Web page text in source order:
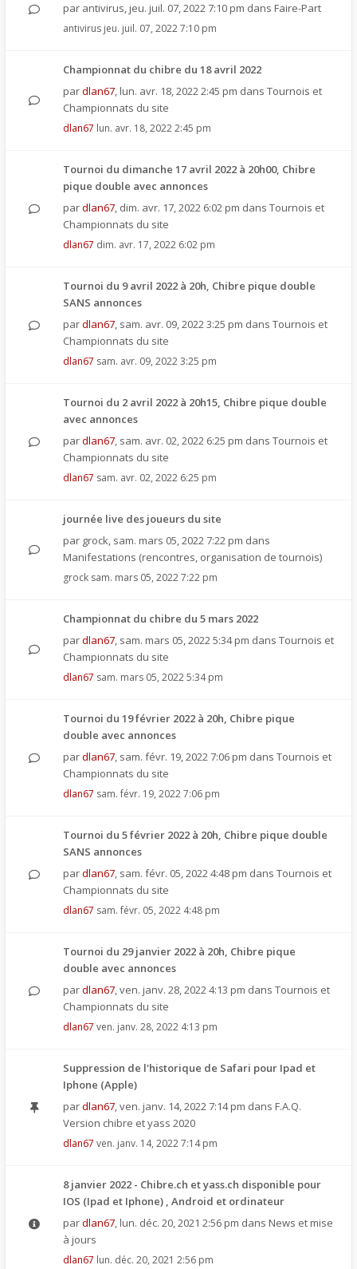
par antivirus, jeu. juil. 07, 2022 7:10 pm dans Faire-Part
antivirus jeu. juil. 07, 2022 7:10 pm
Championnat du chibre du 18 avril 2022
pardlan67, lun. avr. 18, 2022 2:45 pm dans Tournois et
Championnats du site
dlan67 lun. avr. 18, 2022 2:45 pm
Tournoi du dimanche 17 avril 2022 à 20h00, Chibre
pique double avec annonces
pardlan67, dim. avr. 17, 2022 6:02 pm dans Tournois et
Championnats du site
dlan67 dim. avr. 17, 2022 6:02 pm
Tournoi du 9 avril 2022 à 20h, Chibre pique double
SANS annonces
pardlan67, sam. avr. 09, 2022 3:25 pm dans Tournois et
Championnats du site
dlan67 sam. avr. 09, 2022 3:25 pm
Tournoi du 2 avril 2022 à 20h15, Chibre pique double
avec annonces
pardlan67, sam. avr. 02, 2022 6:25 pm dans Tournois et
Championnats du site
dlan67 sam. avr. 02, 2022 6:25 pm
journée live des joueurs du site
par grock, sam. mars 05, 2022 7:22 pm dans
Manifestations (rencontres, organisation de tournois)
grock sam. mars 05, 2022 7:22 pm
Championnat du chibre du 5 mars 2022
pardlan67, sam. mars 05, 2022 5:34 pm dans Tournois et
Championnats du site
dlan67 sam. mars 05, 2022 5:34 pm
Tournoi du 19 février 2022 à 20h, Chibre pique
double avec annonces
pardlan67, sam. févr. 19, 2022 7:06 pm dans Tournois et
Championnats du site
dlan67 sam. févr. 19, 2022 7:06 pm
Tournoi du 5 février 2022 à 20h, Chibre pique double
SANS annonces
pardlan67, sam. févr. 05, 2022 4:48 pm dans Tournois et
Championnats du site
dlan67 sam. févr. 05, 2022 4:48 pm
Tournoi du 29 janvier 2022 à 20h, Chibre pique
double avec annonces
pardlan67,ven. janv. 28, 2022 4:13 pm dans Tournois et
Championnats du site
dlan67 ven. janv. 28, 2022 4:13 pm
Suppression de l'historique de Safari pour Ipad et
Iphone (Apple)
pardlan67,ven. janv. 14, 2022 7:14 pm dans F.A.Q.
Version chibre et yass 2020
dlan67 ven. janv. 14, 2022 7:14 pm
8 janvier 2022 - Chibre.ch et yass.ch disponible pour
IOS (Ipad et Iphone) , Android et ordinateur
pardlan67, lun. déc. 20, 2021 2:56 pm dans News et mise
à jours
dlan67 lun. déc. 20, 2021 2:56 pm